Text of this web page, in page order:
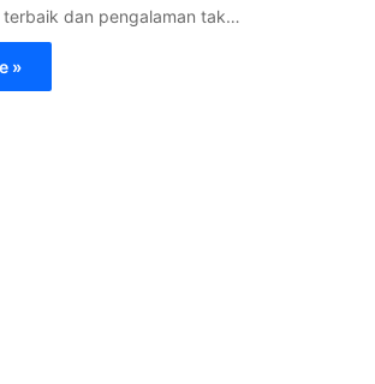
terbaik dan pengalaman tak…
»